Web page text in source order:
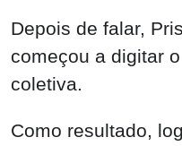
Depois de falar,
começou a digitar
coletiva.
Como resultado,